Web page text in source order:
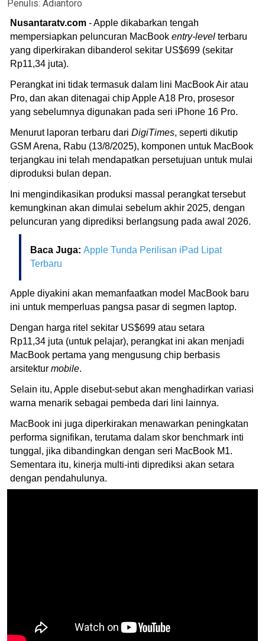
Penulis: Adiantoro
Nusantaratv.com - Apple dikabarkan tengah
mempersiapkan peluncuran MacBook entry-level terbaru
yang diperkirakan dibanderol sekitar US$699 (sekitar
Rp11,34 juta).
Perangkat ini tidak termasuk dalam lini MacBook Air atau
Pro, dan akan ditenagai chip Apple A18 Pro, prosesor
yang sebelumnya digunakan pada seri iPhone 16 Pro.
Menurut laporan terbaru dari DigiTimes, seperti dikutip
GSM Arena, Rabu (13/8/2025), komponen untuk MacBook
terjangkau ini telah mendapatkan persetujuan untuk mulai
diproduksi bulan depan.
Ini mengindikasikan produksi massal perangkat tersebut
kemungkinan akan dimulai sebelum akhir 2025, dengan
peluncuran yang diprediksi berlangsung pada awal 2026.
Baca Juga: Apple Tunda Perilisan iPad Lipat
Terbaru
Apple diyakini akan memanfaatkan model MacBook baru
ini untuk memperluas pangsa pasar di segmen laptop.
Dengan harga ritel sekitar US$699 atau setara
Rp11,34 juta (untuk pelajar), perangkat ini akan menjadi
MacBook pertama yang mengusung chip berbasis
arsitektur mobile.
Selain itu, Apple disebut-sebut akan menghadirkan variasi
warna menarik sebagai pembeda dari lini lainnya.
MacBook ini juga diperkirakan menawarkan peningkatan
performa signifikan, terutama dalam skor benchmark inti
tunggal, jika dibandingkan dengan seri MacBook M1.
Sementara itu, kinerja multi-inti diprediksi akan setara
dengan pendahulunya.